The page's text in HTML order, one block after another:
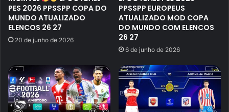
PES 2026 PPSSPP COPA DO
MUNDO ATUALIZADO
ELENCOS 26 27
20 de junho de 2026
PPSSPP EUROPEUS
ATUALIZADO MOD COPA
DO MUNDO COM ELENCOS
26 27
6 de junho de 2026